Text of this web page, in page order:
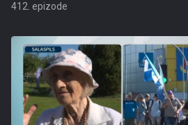
412. epizode